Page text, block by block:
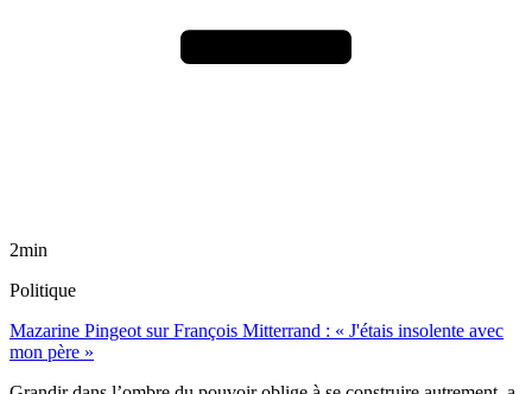
2min
Politique
Mazarine Pingeot sur François Mitterrand : « J'étais insolente avec
mon père »